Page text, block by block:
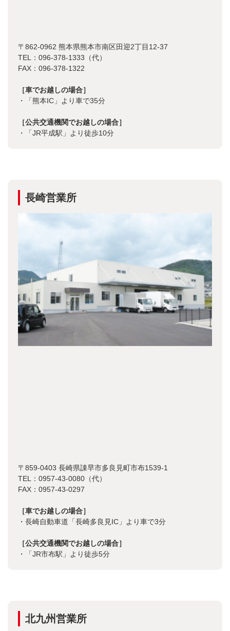
〒862-0962 熊本県熊本市南区田迎2丁目12-37
TEL：096-378-1333（代）
FAX：096-378-1322
［車でお越しの場合］
・「熊本IC」より車で35分
［公共交通機関でお越しの場合］
・「JR平成駅」より徒歩10分
長崎営業所
〒859-0403 長崎県諌早市多良見町市布1539-1
TEL：0957-43-0080（代）
FAX：0957-43-0297
［車でお越しの場合］
・長崎自動車道「長崎多良見IC」より車で3分
［公共交通機関でお越しの場合］
・「JR市布駅」より徒歩5分
北九州営業所